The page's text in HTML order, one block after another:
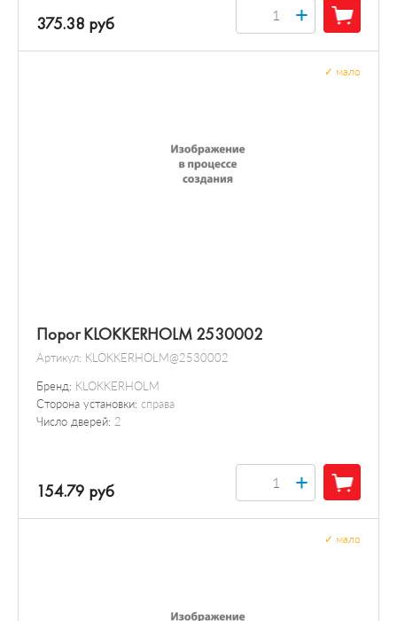
375.38 руб +
Порог KLOKKERHOLM 2530002
Артикул: KLOKKERHOLM@2530002
Бренд: KLOKKERHOLM
Сторона установки: справа
Число дверей: 2
мало
154.79 руб +
мало